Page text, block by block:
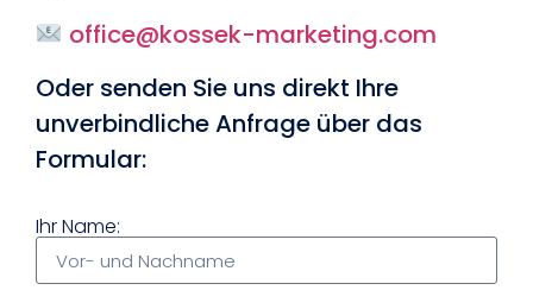
office@kossek-marketing.com
Oder senden Sie uns direkt Ihre
unverbindliche Anfrage über das
Formular:
Ihr Name: